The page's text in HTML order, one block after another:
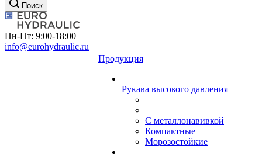
Поиск
Пн-Пт: 9:00-18:00
info@eurohydraulic.ru
Продукция
Рукава высокого давления
С металлонавивкой
Компактные
Морозостойкие